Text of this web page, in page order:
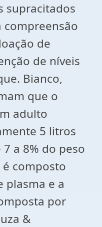
supracitados
compreensão
de
de níveis
Bianco,
que o
adulto
5 litros
a 8% do peso
composto
plasma e a
por
&